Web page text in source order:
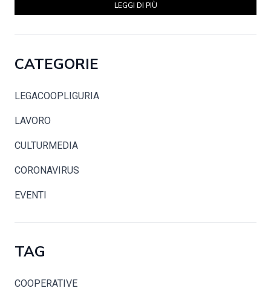
LEGGI DI PIÙ
CATEGORIE
LEGACOOPLIGURIA
LAVORO
CULTURMEDIA
CORONAVIRUS
EVENTI
TAG
COOPERATIVE